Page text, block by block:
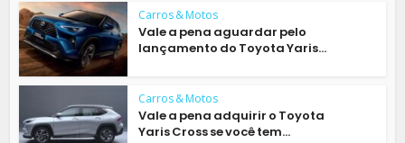
Carros & Motos
Vale a pena aguardar pelo
lançamento do Toyota Yaris...
Carros & Motos
Vale a pena adquirir o Toyota
Yaris Cross se você tem...